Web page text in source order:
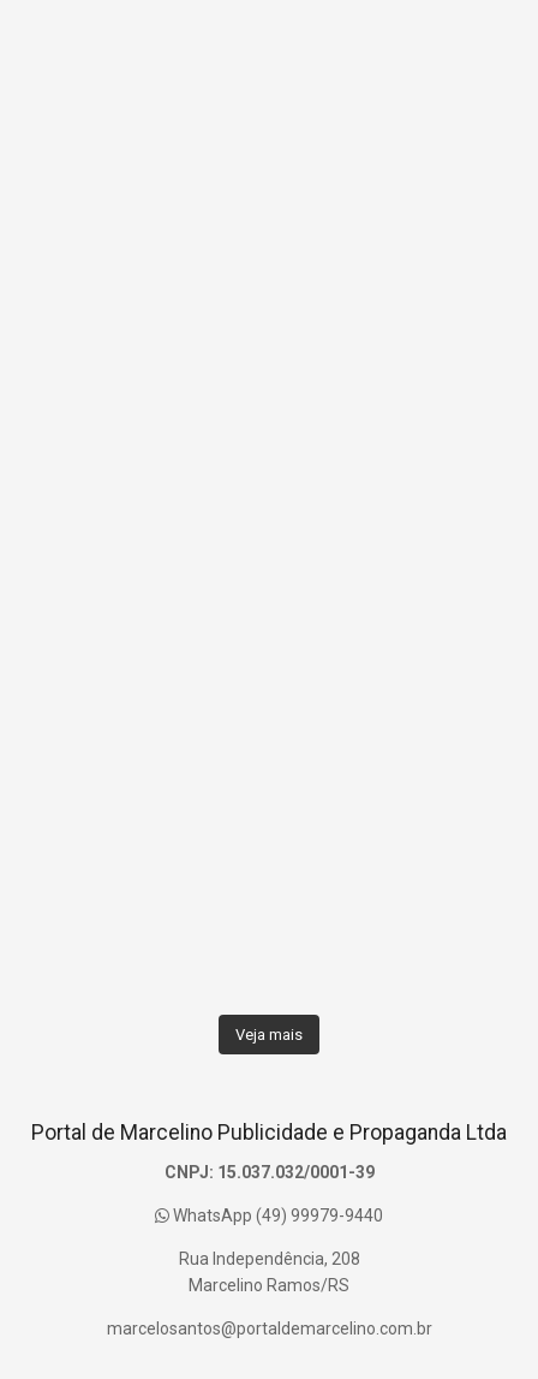
Veja mais
Portal de Marcelino Publicidade e Propaganda Ltda
CNPJ: 15.037.032/0001-39
WhatsApp (49) 99979-9440
Rua Independência, 208
Marcelino Ramos/RS
marcelosantos@portaldemarcelino.com.br